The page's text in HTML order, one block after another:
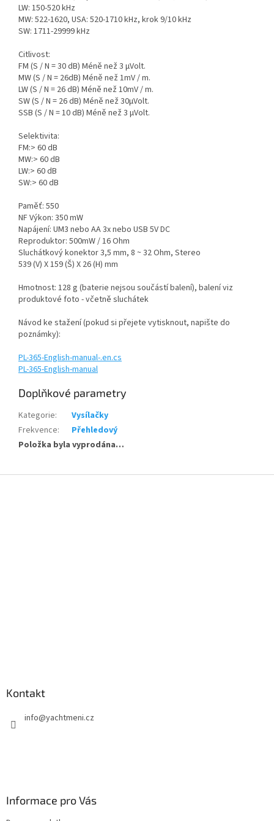
LW: 150-520 kHz
MW: 522-1620, USA: 520-1710 kHz, krok 9/10 kHz
SW: 1711-29999 kHz
Citlivost:
FM (S / N = 30 dB) Méně než 3 µVolt.
MW (S / N = 26dB) Méně než 1mV / m.
LW (S / N = 26 dB) Méně než 10mV / m.
SW (S / N = 26 dB) Méně než 30µVolt.
SSB (S / N = 10 dB) Méně než 3 µVolt.
Selektivita:
FM:> 60 dB
MW:> 60 dB
LW:> 60 dB
SW:> 60 dB
Paměť: 550
NF Výkon: 350 mW
Napájení: UM3 nebo AA 3x nebo USB 5V DC
Reproduktor: 500mW / 16 Ohm
Sluchátkový konektor 3,5 mm, 8 ~ 32 Ohm, Stereo
539 (V) X 159 (Š) X 26 (H) mm
Hmotnost: 128 g (baterie nejsou součástí balení), balení viz
produktové foto - včetně sluchátek
Návod ke stažení (pokud si přejete vytisknout, napište do
poznámky):
PL-365-English-manual-.en.cs
PL-365-English-manual
Doplňkové parametry
Kategorie:
Vysílačky
Frekvence:
Přehledový
Položka byla vyprodána…
Kontakt
info@yachtmeni.cz
Informace pro Vás